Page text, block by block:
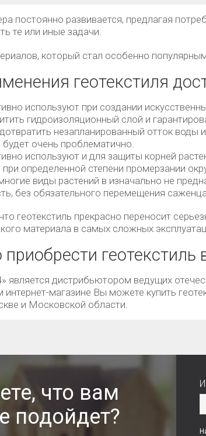
постоянно развивается, предлагая
те или иные задачи.
который стал особенно
геотекстиля
используют при создании
гидроизоляционный слой и
незапланированный отток воды
очень проблематично.
используют и для защиты корней
определенной степени промерзании
виды растений в изначально не
без обязательного перемещения
геотекстиль прекрасно переносит
материала в самых сложных
геотекстиль
является дистрибьютором ведущих
интернет-магазине Вы можете купить
и Московской области.
что вам
подойдет?